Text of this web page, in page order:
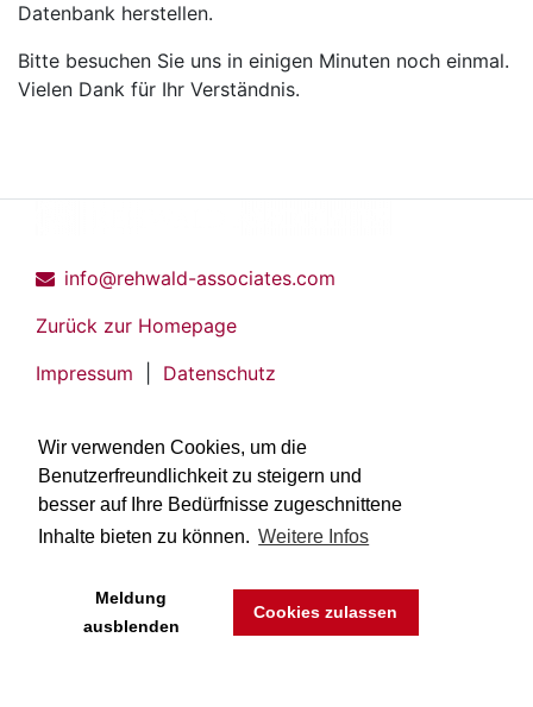
Wir verwenden Cookies, um die
Benutzerfreundlichkeit zu steigern und
besser auf Ihre Bedürfnisse zugeschnittene
Inhalte bieten zu können. Weitere Infos
Meldung
ausblenden
Cookies zulassen
Datenbank herstellen.
Bitte besuchen Sie uns in einigen Minuten noch einmal.
Vielen Dank für Ihr Verständnis.
info@rehwald-associates.com
Zurück zur Homepage
Impressum
Datenschutz